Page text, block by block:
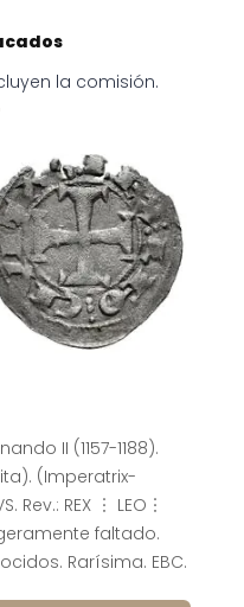
la comisión.
II (1157-1188).
(Imperatrix-
Rev.: REX ︙ LEO︙
faltado.
Rarísima. EBC.